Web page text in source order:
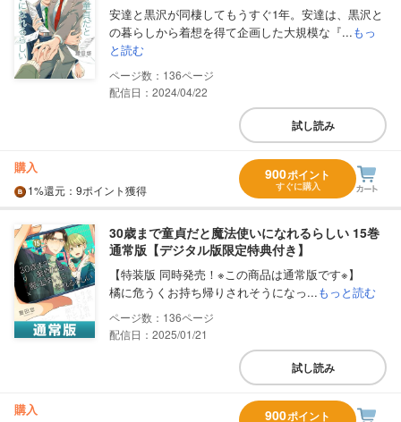
安達と黒沢が同棲してもうすぐ1年。安達は、黒沢と
の暮らしから着想を得て企画した大規模な『...もっ
と読む
136
配信日：2024/04/22
試し読み
購入
1%還元 ：9ポイント獲得
900ポイント
すぐに購入
30歳まで童貞だと魔法使いになれるらしい 15巻
通常版【デジタル版限定特典付き】
【特装版 同時発売！※この商品は通常版です※】
橘に危うくお持ち帰りされそうになっ...もっと読む
136
配信日：2025/01/21
試し読み
購入 900ポイント